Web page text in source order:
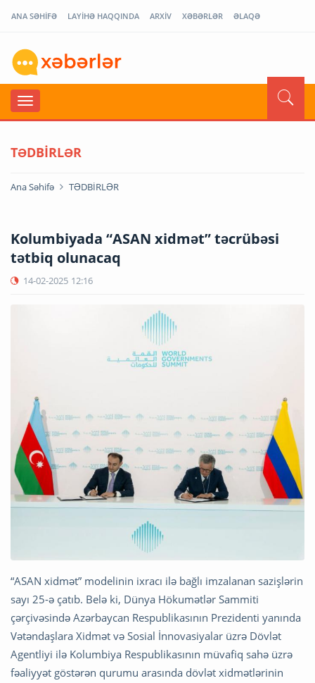
ANA SƏHİFƏ LAYİHƏ HAQQINDA ARXİV XƏBƏRLƏR ƏLAQƏ
TƏDBİRLƏR
Ana Səhifə TƏDBİRLƏR
Kolumbiyada “ASAN xidmət” təcrübəsi
tətbiq olunacaq
14-02-2025 12:16
“ASAN xidmət” modelinin ixracı ilə bağlı imzalanan sazişlərin
sayı 25-ə çatıb. Belə ki, Dünya Hökumətlər Sammiti
çərçivəsində Azərbaycan Respublikasının Prezidenti yanında
Vətəndaşlara Xidmət və Sosial İnnovasiyalar üzrə Dövlət
Agentliyi ilə Kolumbiya Respublikasının müvafiq sahə üzrə
fəaliyyət göstərən qurumu arasında dövlət xidmətlərinin